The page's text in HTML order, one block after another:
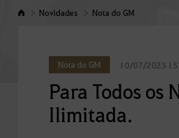
Novidades Nota do GM
Nota do GM 10/07/2023
Para Todos os
Ilimitada.